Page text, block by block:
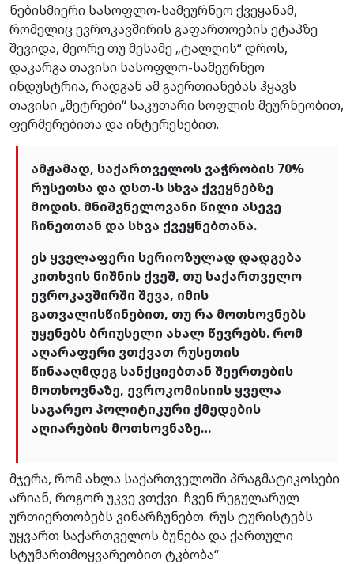
ნებისმიერი სასოფლო-სამეურნეო ქვეყანამ,
რომელიც ევროკავშირის გაფართოების ეტაპზე
შევიდა, მეორე თუ მესამე „ტალღის“ დროს,
დაკარგა თავისი სასოფლო-სამეურნეო
ინდუსტრია, რადგან ამ გაერთიანებას ჰყავს
თავისი „მეტრები“ საკუთარი სოფლის მეურნეობით,
ფერმერებითა და ინტერესებით.
ამჟამად, საქართველოს ვაჭრობის 70%
რუსეთსა და დსთ-ს სხვა ქვეყნებზე
მოდის. მნიშვნელოვანი წილი ასევე
ჩინეთთან და სხვა ქვეყნებთანა.
ეს ყველაფერი სერიოზულად დადგება
კითხვის ნიშნის ქვეშ, თუ საქართველო
ევროკავშირში შევა, იმის
გათვალისწინებით, თუ რა მოთხოვნებს
უყენებს ბრიუსელი ახალ წევრებს. რომ
აღარაფერი ვთქვათ რუსეთის
წინააღმდეგ სანქციებთან შეერთების
მოთხოვნაზე, ევროკომისიის ყველა
საგარეო პოლიტიკური ქმედების
აღიარების მოთხოვნაზე…
მჯერა, რომ ახლა საქართველოში პრაგმატიკოსები
არიან, როგორ უკვე ვთქვი. ჩვენ რეგულარულ
ურთიერთობებს ვინარჩუნებთ. რუს ტურისტებს
უყვართ საქართველოს ბუნება და ქართული
სტუმართმოყვარეობით ტკბობა“.